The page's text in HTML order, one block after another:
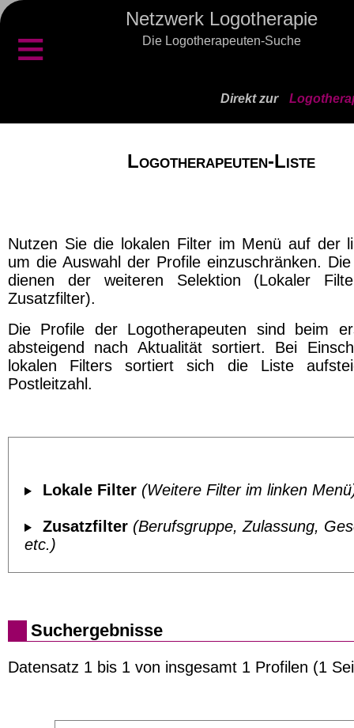
Netzwerk Logotherapie
Die Logotherapeuten-Suche
≡
Direkt zur
Logotherapeuten-Liste
Nutzen Sie die lokalen Filter im Menü auf der
um die Auswahl der Profile einzuschränken.
dienen der weiteren Selektion (Lokaler
Zusatzfilter).
Die Profile der Logotherapeuten sind beim
absteigend nach Aktualität sortiert. Bei
lokalen Filters sortiert sich die Liste
Postleitzahl.
Lokale Filter (Weitere Filter im linken
Zusatzfilter (Berufsgruppe, Zulassung,
etc.)
Suchergebnisse
Datensatz 1 bis 1 von insgesamt 1 Profilen (1